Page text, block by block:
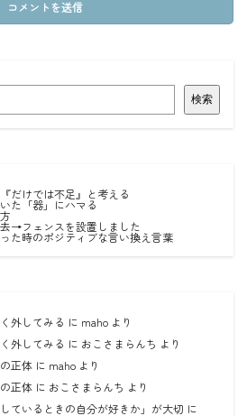
検索
だけでは不足』と考える
た「器」にハマる
→フェンスを設置しました
た時のポジティブな言い換え言葉
外してみる に maho より
外してみる に おこさまらんち より
正体 に maho より
正体 に おこさまらんち より
ているときの自分が好きか」が大切 に